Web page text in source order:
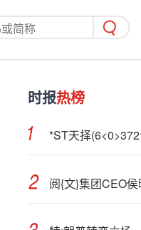
时报热榜